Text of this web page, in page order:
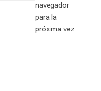
navegador
para la
próxima vez